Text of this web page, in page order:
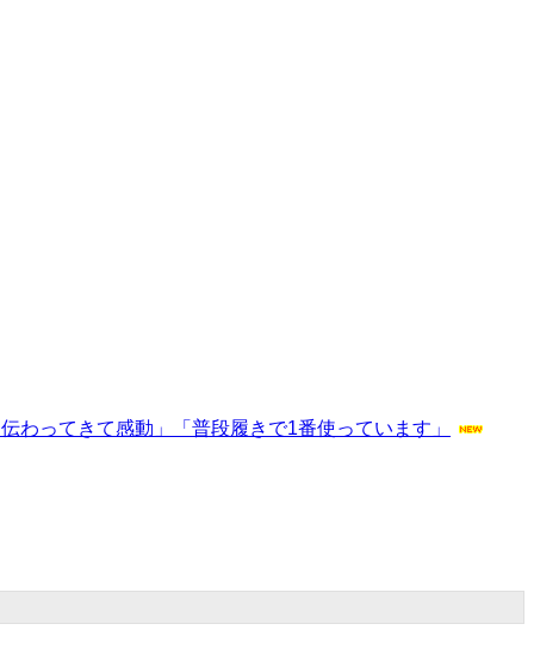
ってきて感動」「普段履きで1番使っています」